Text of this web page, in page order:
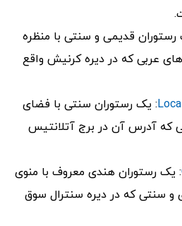
قدیمی و سنتی با منظره
عربی که در دیره کرنیش واقع
: یک رستوران سنتی با فضای
که آدرس آن در برج آتلانتیس
: یک رستوران هندی معروف با منوی
سنتی که در دیره سنترال سوق